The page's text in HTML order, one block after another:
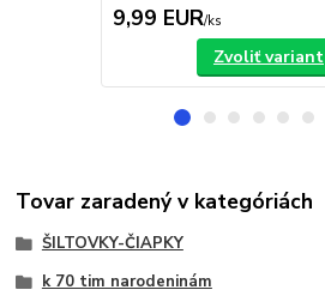
9,99 EUR/ks
Zvoliť variant
Tovar zaradený v kategóriách
ŠILTOVKY-ČIAPKY
k 70 tim narodeninám